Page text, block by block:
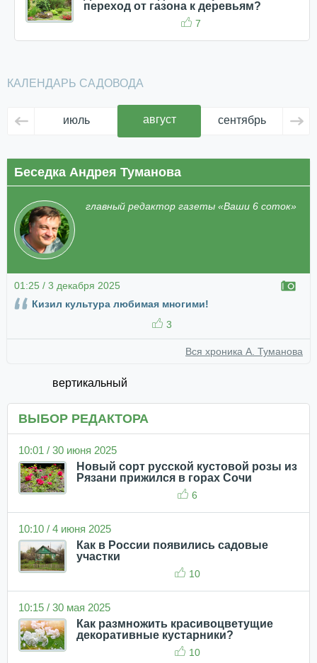
переход от газона к деревьям?
7
КАЛЕНДАРЬ САДОВОДА
июль август сентябрь
Беседка Андрея Туманова
главный редактор газеты «Ваши 6 соток»
01:25 / 3 декабря 2025
Кизил культура любимая многими!
3
Вся хроника А. Туманова
вертикальный
ВЫБОР РЕДАКТОРА
10:01 / 30 июня 2025
Новый сорт русской кустовой розы из
Рязани прижился в горах Сочи
6
10:10 / 4 июня 2025
Как в России появились садовые
участки
10
10:15 / 30 мая 2025
Как размножить красивоцветущие
декоративные кустарники?
10